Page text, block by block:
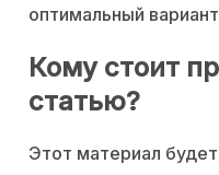
оптимальный
Кому стоит
статью?
Этот материал